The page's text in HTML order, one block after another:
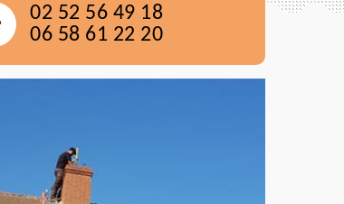
02 52 56 49 18
06 58 61 22 20